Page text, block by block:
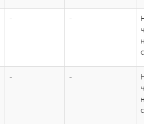
- -
- -